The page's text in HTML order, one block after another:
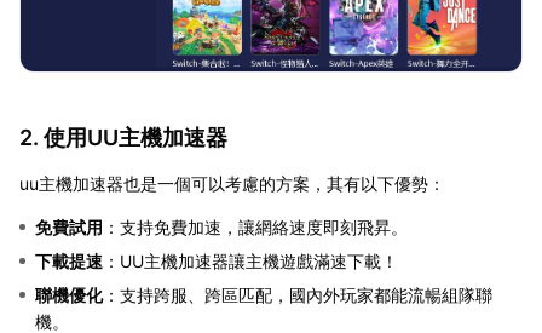
2. 使用UU主機加速器
uu主機加速器也是一個可以考慮的方案，其有以下優勢：
免費試用 ：支持免費加速，讓網絡速度即刻飛昇。
下載提速 ：UU主機加速器讓主機遊戲滿速下載！
聯機優化：支持跨服、跨區匹配，國內外玩家都能流暢組隊聯
機。